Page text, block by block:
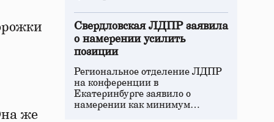
же
Свердловская ЛДПР заявила
о намерении усилить
позиции
Региональное отделение ЛДПР
на конференции в
Екатеринбурге заявило о
намерении как минимум…